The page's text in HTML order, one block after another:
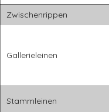
Zwischenrippen
Gallerieleinen
Stammleinen